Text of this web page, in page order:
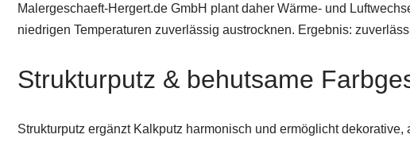
Malergeschaeft-Hergert.de GmbH plant daher Wärme- und
niedrigen Temperaturen zuverlässig austrocknen. Ergebnis:
Strukturputz & behutsame
Strukturputz ergänzt Kalkputz harmonisch und ermöglicht